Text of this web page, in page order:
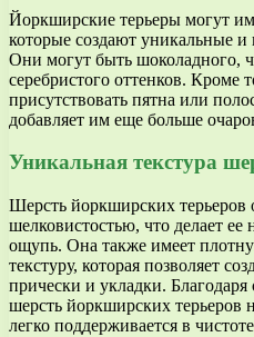
Йоркширские терьеры могут
которые создают уникальные
Они могут быть шоколадного,
серебристого оттенков. Кроме
присутствовать пятна или
добавляет им еще больше
Уникальная текстура
Шерсть йоркширских терьеров
шелковистостью, что делает ее
ощупь. Она также имеет
текстуру, которая позволяет
прически и укладки. Благодаря
шерсть йоркширских терьеров
легко поддерживается в